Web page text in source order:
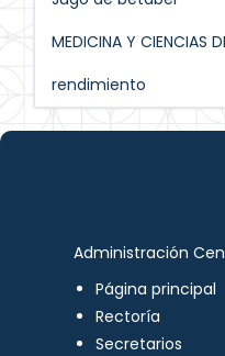
MEDICINA Y CIENCIAS
rendimiento
Administración
Página principal
Rectoría
Secretarios